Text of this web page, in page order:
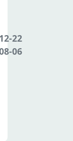
22
06